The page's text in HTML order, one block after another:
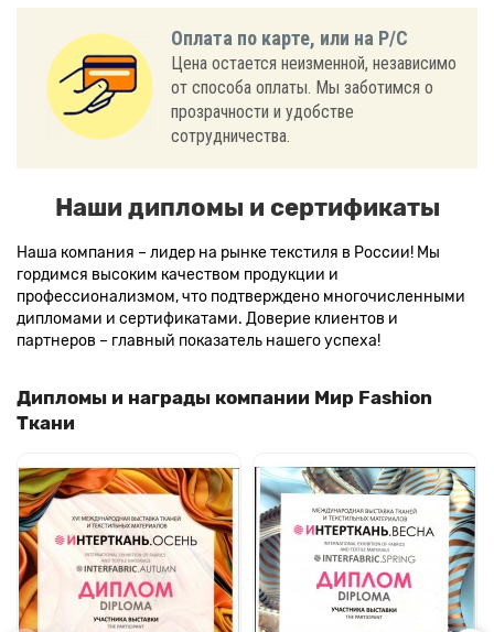
Оплата по карте, или на Р/С
Цена остается неизменной, независимо
от способа оплаты. Мы заботимся о
прозрачности и удобстве
сотрудничества.
Наши дипломы и сертификаты
Наша компания – лидер на рынке текстиля в России! Мы
гордимся высоким качеством продукции и
профессионализмом, что подтверждено многочисленными
дипломами и сертификатами. Доверие клиентов и
партнеров – главный показатель нашего успеха!
Дипломы и награды компании Мир Fashion
Ткани